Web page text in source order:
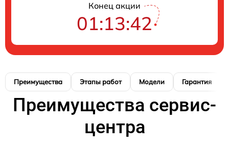
Конец акции
01:13:41
Преимущества Этапы работ Модели Гарантия
Преимущества сервис-
центра